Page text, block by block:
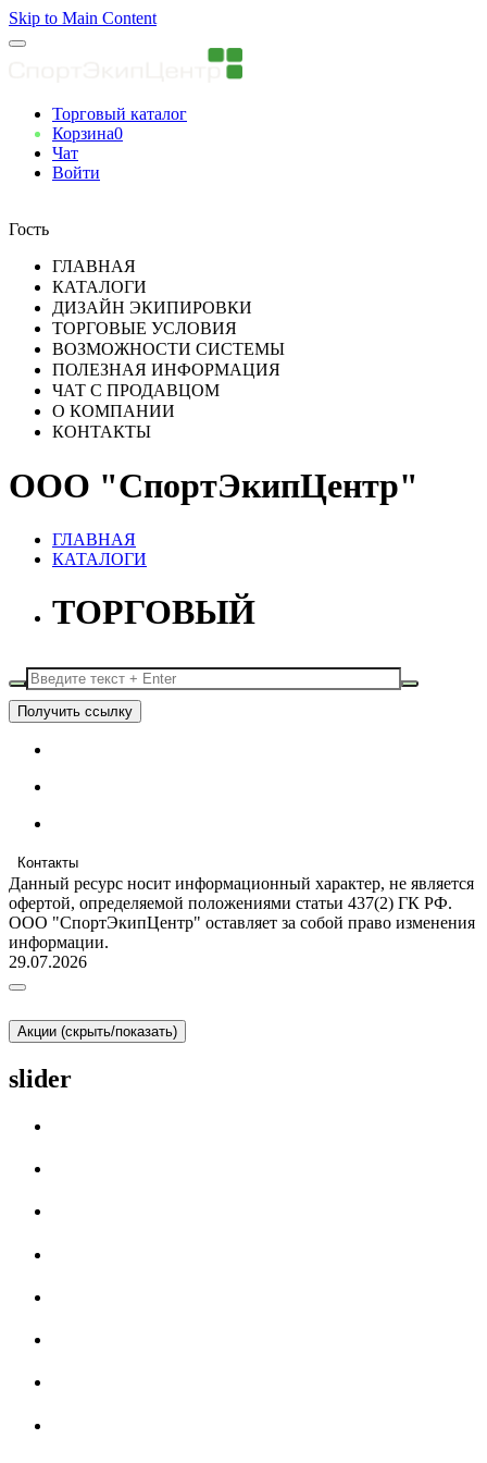
Skip to Main Content
Торговый каталог
Корзина0
Чат
Войти
Гость
ГЛАВНАЯ
КАТАЛОГИ
ДИЗАЙН ЭКИПИРОВКИ
ТОРГОВЫЕ УСЛОВИЯ
ВОЗМОЖНОСТИ СИСТЕМЫ
ПОЛЕЗНАЯ ИНФОРМАЦИЯ
ЧАТ С ПРОДАВЦОМ
О КОМПАНИИ
КОНТАКТЫ
ООО "СпортЭкипЦентр"
ГЛАВНАЯ
КАТАЛОГИ
ТОРГОВЫЙ
Получить ссылку
Контакты
Данный ресурс носит информационный характер, не является
офертой, определяемой положениями статьи 437(2) ГК РФ.
ООО "СпортЭкипЦентр" оставляет за собой право изменения
информации.
29.07.2026
Акции (скрыть/показать)
slider